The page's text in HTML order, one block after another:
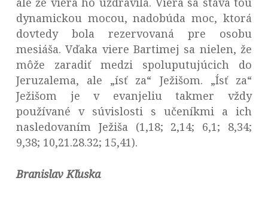
dynamickou mocou, nadobúda moc, ktorá
dovtedy bola rezervovaná pre osobu
mesiáša. Vďaka viere Bartimej sa nielen, že
môže zaradiť medzi spoluputujúcich do
Jeruzalema, ale „ísť za“ Ježišom. „Ísť za“
Ježišom je v evanjeliu takmer vždy
používané v súvislosti s učeníkmi a ich
nasledovaním Ježiša (1,18; 2,14; 6,1; 8,34;
9,38; 10,21.28.32; 15,41).
Branislav Kľuska